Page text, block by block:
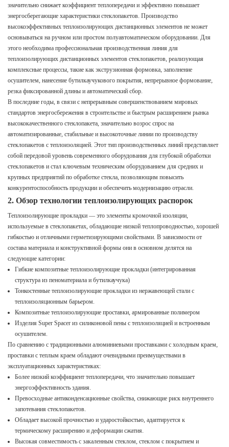
значительно снижает коэффициент теплопередачи и эффективно повышает
энергосберегающие характеристики стеклопакетов. Производство
высокоэффективных теплоизолирующих дистанционных элементов не может
основываться на ручном или простом полуавтоматическом оборудовании. Для
этого необходима профессиональная производственная линия для
теплоизолирующих дистанционных элементов стеклопакетов, реализующая
комплексные процессы, такие как экструзионная формовка, заполнение
осушителем, нанесение бутилкаучукового покрытия, непрерывное формование,
резка фиксированной длины и автоматический сбор.
В последние годы, в связи с непрерывным совершенствованием мировых
стандартов энергосбережения в строительстве и быстрым расширением рынка
высококачественного стеклопакета, значительно возрос спрос на
автоматизированные, стабильные и высокоточные линии по производству
стеклопакетов с теплоизоляцией. Этот тип производственных линий представляет
собой передовой уровень современного оборудования для глубокой обработки
стеклопакетов и стал ключевым техническим оборудованием для средних и
крупных предприятий по обработке стекла, позволяющим повысить
конкурентоспособность продукции и обеспечить модернизацию отрасли.
2. Обзор технологии теплоизолирующих распорок
Теплоизолирующие прокладки — это элементы кромочной изоляции,
используемые в стеклопакетах, обладающие низкой теплопроводностью, хорошей
гибкостью и отличными герметизирующими свойствами. В зависимости от
состава материала и конструктивной формы они в основном делятся на
следующие категории:
Гибкие композитные теплоизолирующие прокладки (интегрированная
структура из пеноматериала и бутилкаучука)
Тонкостенные теплоизолирующие прокладки из нержавеющей стали с
теплоизоляционным барьером.
Композитные теплоизолирующие проставки, армированные полимером
Изделия Super Spacer из силиконовой пены с теплоизоляцией и встроенным
осушителем.
По сравнению с традиционными алюминиевыми проставками с холодным краем,
проставки с теплым краем обладают очевидными преимуществами в
эксплуатационных характеристиках:
Более низкий коэффициент теплопередачи, что значительно повышает
энергоэффективность здания.
Превосходные антиконденсационные свойства, снижающие риск внутреннего
запотевания стеклопакетов.
Обладает высокой прочностью и ударостойкостью, адаптируется к
термическому расширению и деформации сжатия.
Высокая совместимость с закаленным стеклом, стеклом с покрытием и